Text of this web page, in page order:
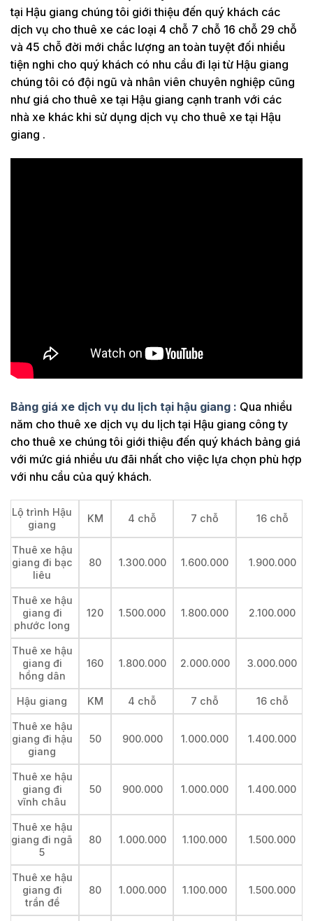
tại Hậu giang chúng tôi giới thiệu đến quý khách các
dịch vụ cho thuê xe các loại 4 chỗ 7 chỗ 16 chỗ 29 chỗ
và 45 chỗ đời mới chắc lượng an toàn tuyệt đối nhiều
tiện nghi cho quý khách có nhu cầu đi lại từ Hậu giang
chúng tôi có đội ngũ và nhân viên chuyên nghiệp cũng
như giá cho thuê xe tại Hậu giang cạnh tranh với các
nhà xe khác khi sử dụng dịch vụ cho thuê xe tại Hậu
giang .
Bảng giá xe dịch vụ du lịch tại hậu giang : Qua nhiều
năm cho thuê xe dịch vụ du lịch tại Hậu giang công ty
cho thuê xe chúng tôi giới thiệu đến quý khách bảng giá
với mức giá nhiều ưu đãi nhất cho việc lựa chọn phù hợp
với nhu cầu của quý khách.
Lộ trình Hậu
giang
KM 4 chỗ 7 chỗ 16 chỗ
Thuê xe hậu
giang đi bạc
liêu
80 1.300.000 1.600.000 1.900.000
Thuê xe hậu
giang đi
phước long
120 1.500.000 1.800.000 2.100.000
Thuê xe hậu
giang đi
hồng dân
160 1.800.000 2.000.000 3.000.000
Hậu giang KM 4 chỗ 7 chỗ 16 chỗ
Thuê xe hậu
giang đi hậu
giang
50 900.000 1.000.000 1.400.000
Thuê xe hậu
giang đi
vĩnh châu
50 900.000 1.000.000 1.400.000
Thuê xe hậu
giang đi ngã
5
80 1.000.000 1.100.000 1.500.000
Thuê xe hậu
giang đi
trần đề
80 1.000.000 1.100.000 1.500.000